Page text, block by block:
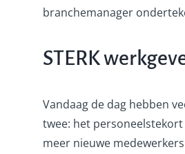
branchemanager
STERK
Vandaag de dag hebben
twee: het
meer nieuwe